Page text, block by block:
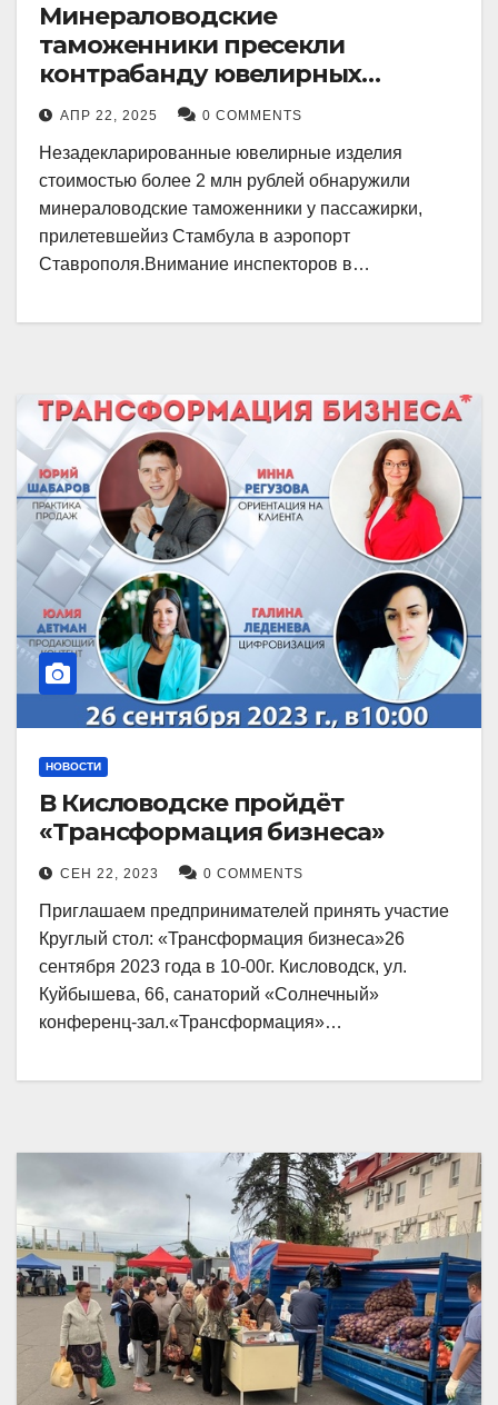
Минераловодские
таможенники пресекли
контрабанду ювелирных
изделий на 2 млн рублей
АПР 22, 2025 0 COMMENTS
Незадекларированные ювелирные изделия
стоимостью более 2 млн рублей обнаружили
минераловодские таможенники у пассажирки,
прилетевшейиз Стамбула в аэропорт
Ставрополя.Внимание инспекторов в…
НОВОСТИ
В Кисловодске пройдёт
«Трансформация бизнеса»
СЕН 22, 2023 0 COMMENTS
Приглашаем предпринимателей принять участие
Круглый стол: «Трансформация бизнеса»26
сентября 2023 года в 10-00г. Кисловодск, ул.
Куйбышева, 66, санаторий «Солнечный»
конференц-зал.«Трансформация»…